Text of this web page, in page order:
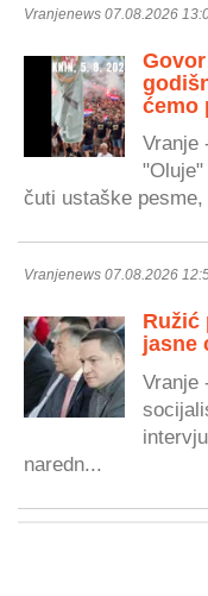
Vranjenews 07.08.2026
ćemo
Vranje
čuti ustaške
Vranjenews 07.08.2026
Ružić
jasne
Vranje
naredn...